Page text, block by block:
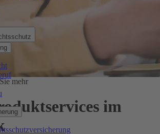
mehr
im